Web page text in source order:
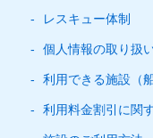
レスキュー体制
個人情報の取り扱
利用できる施設（
利用料金割引に関